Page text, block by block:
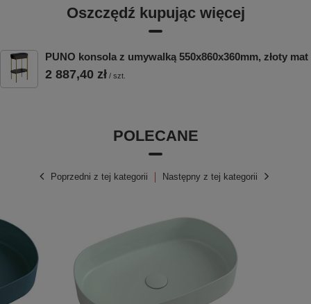
Oszczędź kupując więcej
PUNO konsola z umywalką 550x860x360mm, złoty mat
2 887,40 zł / szt.
POLECANE
Poprzedni z tej kategorii Następny z tej kategorii